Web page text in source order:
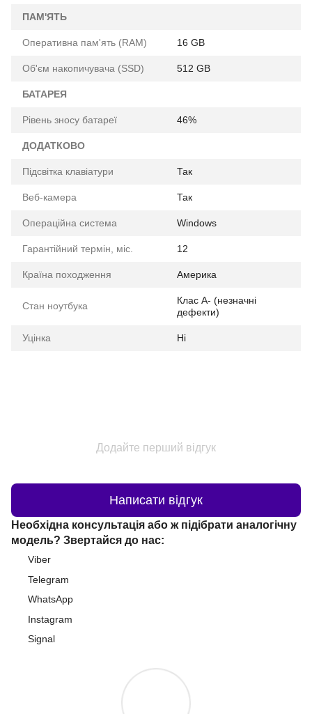
ПАМ'ЯТЬ
Оперативна пам'ять (RAM) 16 GB
Об'єм накопичувача (SSD) 512 GB
БАТАРЕЯ
Рівень зносу батареї 46%
ДОДАТКОВО
Підсвітка клавіатури Так
Веб-камера Так
Операційна система Windows
Гарантійний термін, міс. 12
Країна походження Америка
Стан ноутбука
Клас A- (незначні
дефекти)
Уцінка Ні
Додайте перший відгук
Написати відгук
Необхідна консультація або ж підібрати аналогічну
модель? Звертайся до нас:
Viber
Telegram
WhatsApp
Instagram
Signal